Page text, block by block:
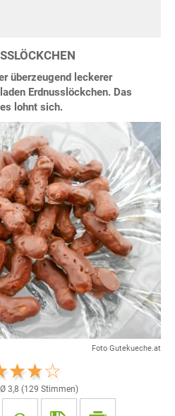
überzeugend leckerer
Erdnusslöckchen. Das
lohnt sich.
Foto Gutekueche.at
3,8 (129 Stimmen)